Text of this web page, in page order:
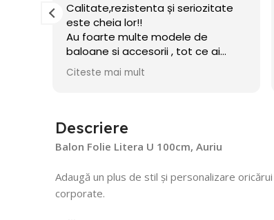
Foarte profi echipa si de calitate
produsele. Sunt mulțumita de
fiecare comanda
Descriere
Balon Folie Litera U 100cm, Auriu
Adaugă un plus de stil și personalizare
corporate.